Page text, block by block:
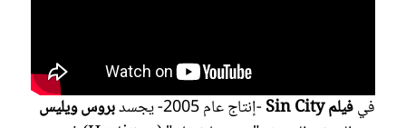
فيفيلم Sin City -إنتاج عام 2005- يجسد
بروس ويليس